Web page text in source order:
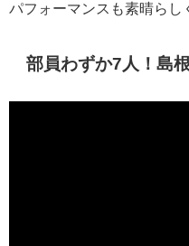
パフォーマンスも素晴らし
部員わずか7人！島